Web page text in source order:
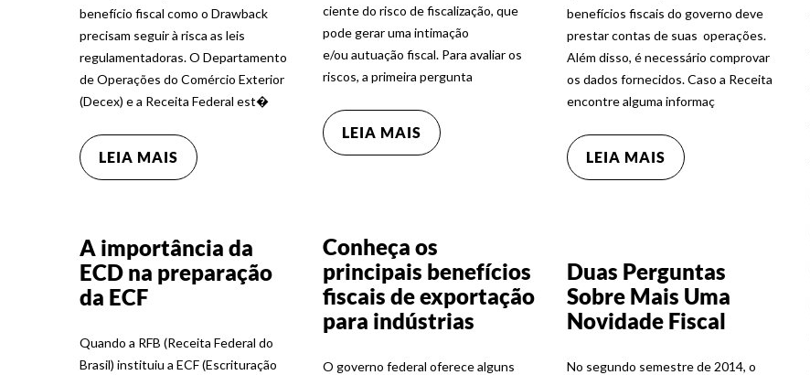
benefício fiscal como o Drawback
precisam seguir à risca as leis
regulamentadoras. O Departamento
de Operações do Comércio Exterior
(Decex) e a Receita Federal est�
LEIA MAIS
ciente do risco de fiscalização, que
pode gerar uma intimação
e/ou autuação fiscal. Para avaliar os
riscos, a primeira pergunta
LEIA MAIS
benefícios fiscais do governo deve
prestar contas de suas operações.
Além disso, é necessário comprovar
os dados fornecidos. Caso a Receita
encontre alguma informaç
LEIA MAIS
Conheça os
principais benefícios
fiscais de exportação
para indústrias
O governo federal oferece alguns
A importância da
ECD na preparação
da ECF
Quando a RFB (Receita Federal do
Brasil) instituiu a ECF (Escrituração
Duas Perguntas
Sobre Mais Uma
Novidade Fiscal
No segundo semestre de 2014, o